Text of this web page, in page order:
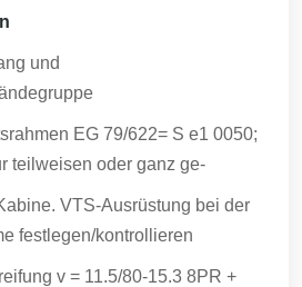
und
EG 79/622= S e1 0050;
teilweisen oder ganz ge-
VTS-Ausrüstung bei der
festlegen/kontrollieren
v = 11.5/80-15.3 8PR +